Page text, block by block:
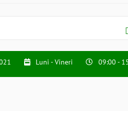
Luni - Vineri 09:00 -